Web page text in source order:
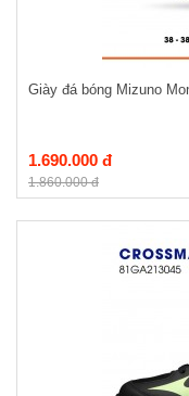
Giày đá bóng Mizuno
1.690.000 đ
1.860.000 đ